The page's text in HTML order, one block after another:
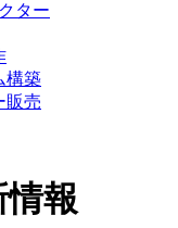
ター
構築
販売
報